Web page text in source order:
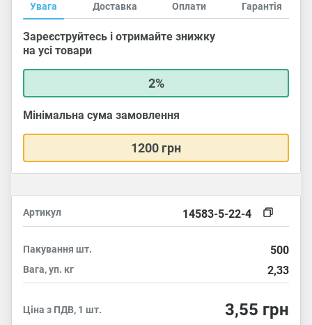
Увага Доставка Оплати Гарантія
Зареєструйтесь і отримайте знижку
на усі товари
2%
Мінімальна сума замовлення
1200 грн
Артикул 14583-5-22-4
Пакування шт. 500
Вага, уп. кг 2,33
Ціна з ПДВ, 1 шт. 3,55 грн